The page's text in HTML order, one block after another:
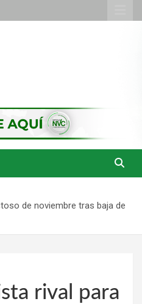
de noviembre tras baja de
rival para